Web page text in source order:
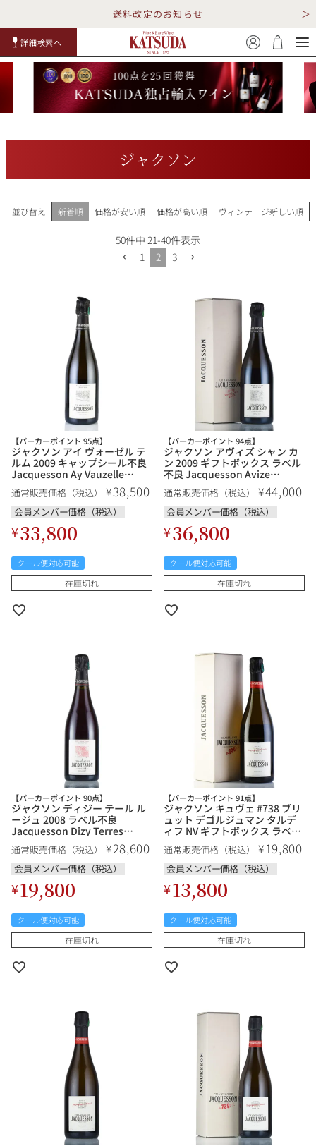
送料改定のお知らせ
詳細検索へ
白ワイ
ン ング ン
RP100
点
TOP 詳細検索する
勝田商店について
銘柄から探す
DRC ルロワ
サロン ルイ・ロデレール
オーパス・ワン
スクリーミング・
イーグル
生産地から探す
フランス ブルゴーニュ
ボルドー シャンパーニュ
その他
アメリカ カリフォルニア
その他
イタリア
チリ
種類で探す
スパークリング ロゼワイン
ワインセット
価格帯から探す
〜9,999円
10,000円〜39,999円
100,000円〜199,999円
お得な情報を受け取る
メルマガ LINE
ジャクソン
並び替え 新着順 価格が安い順 価格が高い順 ヴィンテージ新しい順
50件中 21-40件表示
1
2 3
【パーカーポイント 95点】
ジャクソン アイ ヴォーゼル テ
ルム 2009 キャップシール不良
Jacquesson Ay Vauzelle
Terme フランス シャンパン シ
ャンパーニュ
通常販売価格（税込） ¥38,500
会員メンバー価格（税込）
¥33,800
クール便対応可能
在庫切れ
【パーカーポイント 94点】
ジャクソン アヴィズ シャン カ
ン 2009 ギフトボックス ラベル
不良 Jacquesson Avize
Champ Cain フランス シャンパ
ン シャンパーニュ
通常販売価格（税込） ¥44,000
会員メンバー価格（税込）
¥36,800
クール便対応可能
在庫切れ
【パーカーポイント 90点】
ジャクソン ディジー テール ル
ージュ 2008 ラベル不良
Jacquesson Dizy Terres
Rouges フランス シャンパン シ
ャンパーニュ
通常販売価格（税込） ¥28,600
会員メンバー価格（税込）
¥19,800
クール便対応可能
在庫切れ
【パーカーポイント 91点】
ジャクソン キュヴェ #738 ブリ
ュット デゴルジュマン タルデ
ィフ NV ギフトボックス ラベル
不良 Jacquesson Cuvee #738
Brut Degorgement Tardif フラ
ンス シャンパン シャンパーニ
ュ
通常販売価格（税込） ¥19,800
会員メンバー価格（税込）
¥13,800
クール便対応可能
在庫切れ